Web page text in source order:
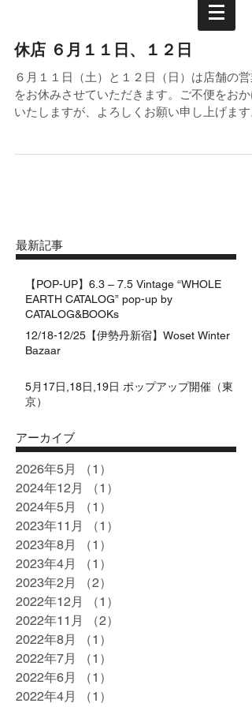
休店 ６月１１日、１２日
６月１１日（土）と１２日（日）は店舗の営
をお休みさせていただきます。ご不便をおか
いたしますが、よろしくお願い申し上げます
最新記事
【POP-UP】6.3 – 7.5 Vintage “WHOLE
EARTH CATALOG” pop-up by
CATALOG&BOOKs
12/18-12/25【伊勢丹新宿】Woset Winter
Bazaar
5月17日,18日,19日 ポップアップ開催（東
京）
アーカイブ
2026年5月 （1）
2024年12月
（1）
2024年5月
（1）
2023年11月
（1）
2023年8月
（1）
2023年4月
（1）
2023年2月
（2）
2022年12月
（1）
2022年11月
（2）
2022年8月
（1）
2022年7月
（1）
2022年6月
（1）
2022年4月
（1）